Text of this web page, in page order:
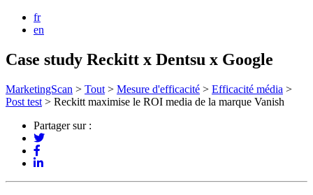
fr
en
Case study Reckitt x Dentsu x Google
MarketingScan > Tout > Mesure d'efficacité > Efficacité média >
Post test > Reckitt maximise le ROI media de la marque Vanish
Partager sur :